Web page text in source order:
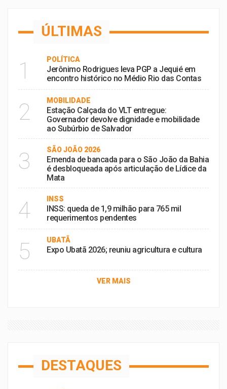
ÚLTIMAS
1 POLÍTICA
Jerônimo Rodrigues leva PGP a Jequié em
encontro histórico no Médio Rio das Contas
2 MOBILIDADE
Estação Calçada do VLT entregue:
Governador devolve dignidade e mobilidade
ao Subúrbio de Salvador
3 SÃO JOÃO 2026
Emenda de bancada para o São João da Bahia
é desbloqueada após articulação de Lídice da
Mata
4 INSS
INSS: queda de 1,9 milhão para 765 mil
requerimentos pendentes
5 UBATÃ
Expo Ubatã 2026; reuniu agricultura e cultura
VER MAIS
DESTAQUES